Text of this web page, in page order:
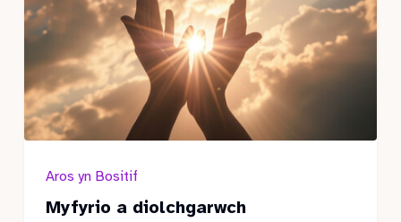
Aros yn Bositif
Myfyrio a diolchgarwch